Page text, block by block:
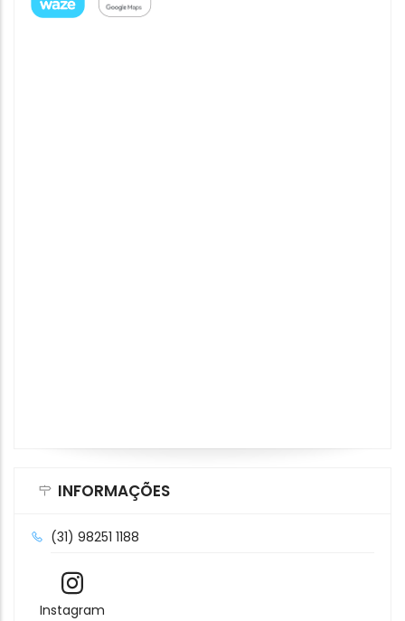
INFORMAÇÕES
(31) 98251 1188
Instagram